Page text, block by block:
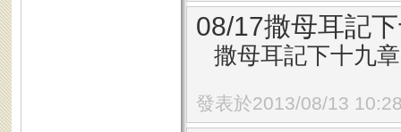
08/17撒母耳記
撒母耳記下十九
發表於2013/08/13